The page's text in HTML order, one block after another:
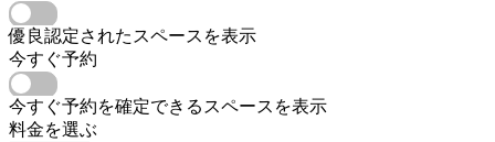
優良認定されたスペースを表示
今すぐ予約
今すぐ予約を確定できるスペースを表示
料金を選ぶ